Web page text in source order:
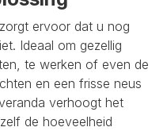
ervoor dat u nog
Ideaal om gezellig
te werken of even de
en een frisse neus
verhoogt het
de hoeveelheid